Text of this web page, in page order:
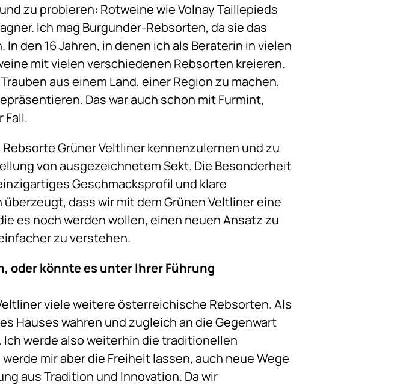
zu probieren: Rotweine wie Volnay Taillepieds
Ich mag Burgunder-Rebsorten, da sie das
den 16 Jahren, in denen ich als Beraterin in vielen
mit vielen verschiedenen Rebsorten kreieren.
aus einem Land, einer Region zu machen,
Das war auch schon mit Furmint,
Fall.
Grüner Veltliner kennenzulernen und zu
von ausgezeichnetem Sekt. Die Besonderheit
Geschmacksprofil und klare
dass wir mit dem Grünen Veltliner eine
es noch werden wollen, einen neuen Ansatz zu
zu verstehen.
oder könnte es unter Ihrer Führung
viele weitere österreichische Rebsorten. Als
Hauses wahren und zugleich an die Gegenwart
werde also weiterhin die traditionellen
mir aber die Freiheit lassen, auch neue Wege
aus Tradition und Innovation. Da wir